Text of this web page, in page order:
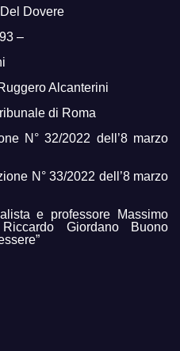
Dovere
–
Alcanterini
di Roma
N° 32/2022 dell’8 marzo
N° 33/2022 dell’8 marzo
e professore Massimo
Giordano Buono